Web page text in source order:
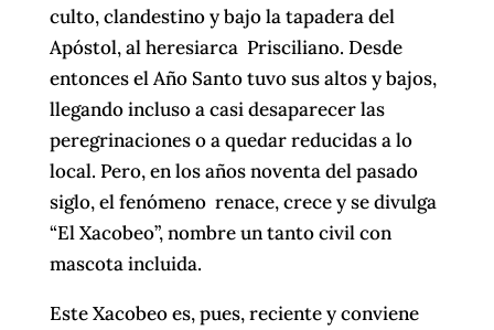
culto, clandestino y bajo la tapadera del
Apóstol, al heresiarca Prisciliano. Desde
entonces el Año Santo tuvo sus altos y bajos,
llegando incluso a casi desaparecer las
peregrinaciones o a quedar reducidas a lo
local. Pero, en los años noventa del pasado
siglo, el fenómeno renace, crece y se divulga
“El Xacobeo”, nombre un tanto civil con
mascota incluida.
Este Xacobeo es, pues, reciente y conviene